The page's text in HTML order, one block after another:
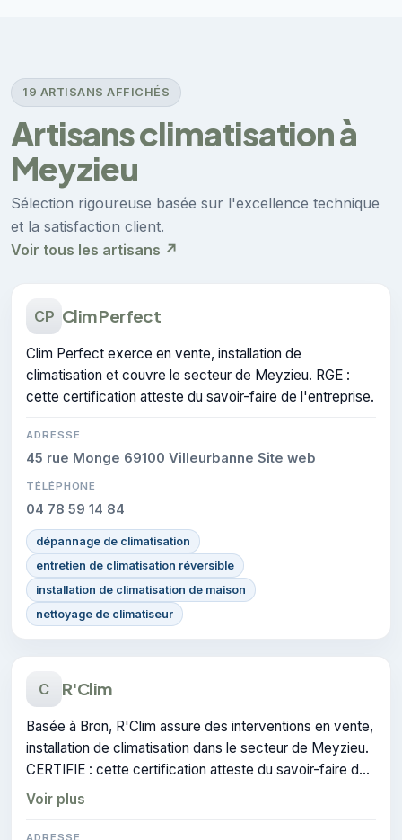
19 ARTISANS AFFICHÉS
Artisans climatisation à
Meyzieu
Sélection rigoureuse basée sur l'excellence technique
et la satisfaction client.
Voir tous les artisans ↗
CP Clim Perfect
Clim Perfect exerce en vente, installation de
climatisation et couvre le secteur de Meyzieu. RGE :
cette certification atteste du savoir-faire de l'entreprise.
ADRESSE
45 rue Monge 69100 Villeurbanne Site web
TÉLÉPHONE
04 78 59 14 84
dépannage de climatisation
entretien de climatisation réversible
installation de climatisation de maison
nettoyage de climatiseur
C R'Clim
Basée à Bron, R'Clim assure des interventions en vente,
installation de climatisation dans le secteur de Meyzieu.
CERTIFIE : cette certification atteste du savoir-faire de
l'entreprise.
Voir plus
ADRESSE